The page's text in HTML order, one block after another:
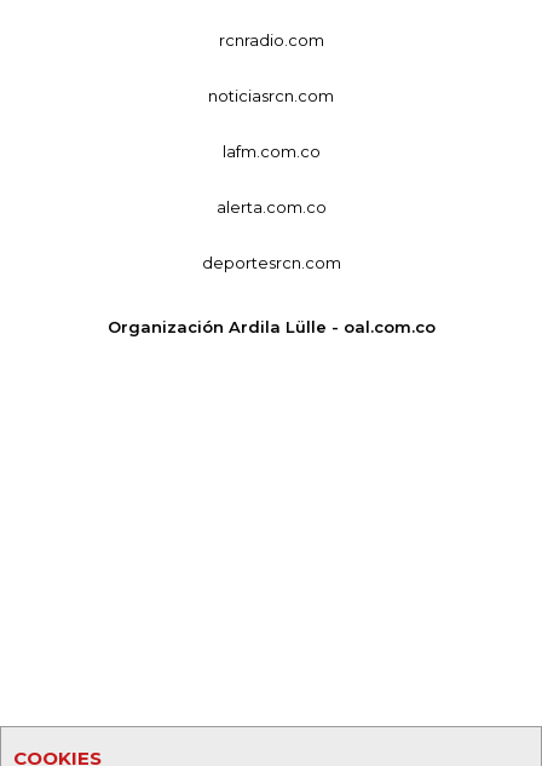
COOKIES
rcnradio.com
noticiasrcn.com
lafm.com.co
alerta.com.co
deportesrcn.com
Organización Ardila Lülle - oal.com.co